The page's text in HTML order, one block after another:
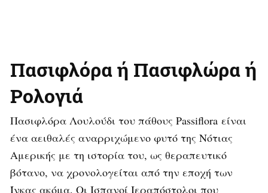
Πασιφλόρα ή Πασιφλώρα ή
Ρολογιά
Πασιφλόρα Λουλούδι του πάθους Passiflora είναι
ένα αειθαλές αναρριχώμενο φυτό της Νότιας
Αμερικής με τη ιστορία του, ως θεραπευτικό
βότανο, να χρονολογείται από την εποχή των
Ίνκας ακόμα. Οι Ισπανοί Ιεραπόστολοι που